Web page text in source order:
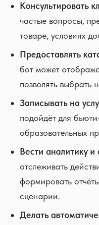
Консультировать
частые вопросы,
товаре, условиях
Предоставлять
бот может
позволять выбрать
Записывать на
подойдёт для
образовательных
Вести аналитику и
отслеживать
формировать
сценарии.
Делать